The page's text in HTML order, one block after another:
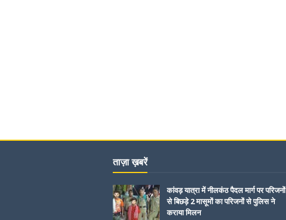
ताज़ा ख़बरें
कांवड़ यात्रा में नीलकंठ पैदल मार्ग पर परिजनों
से बिछड़े 2 मासूमों का परिजनों से पुलिस ने
कराया मिलन